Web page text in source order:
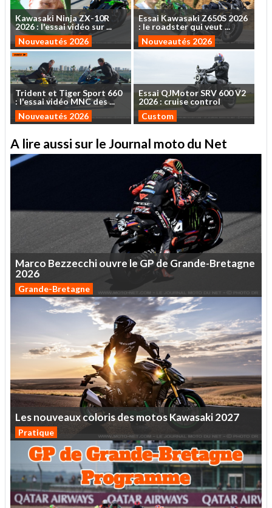
Kawasaki NinjaZX-10R
2026: l'essaividéo sur...
Nouveautés 2026
Essai KawasakiZ650S 2026
: le roadsterquiveut ...
Nouveautés 2026
Trident et TigerSport 660
: l'essaividéoMNCdes...
Nouveautés 2026
EssaiQJMotorSRV 600V2
2026 : cruise control
Custom
A lire aussi sur le Journal moto du Net
Marco Bezzecchiouvre leGPde Grande-Bretagne
2026
Grande-Bretagne
LesnouveauxcolorisdesmotosKawasaki2027
Pratique